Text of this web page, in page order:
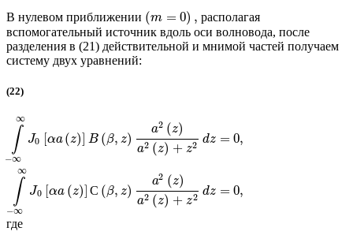
В нулевом приближении (m = 0) , располагая
вспомогательный источник вдоль оси волновода, после
разделения в (21) действительной и мнимой частей получаем
систему двух уравнений:
(22)
∫
−∞
∞
J0 [αa (z)] B (β, z)
a2 (z)
a2 (z) + z2 dz = 0,
∫
−∞
∞
J0 [αa (z)] С (β, z)
a2 (z)
a2 (z) + z2 dz = 0,
где